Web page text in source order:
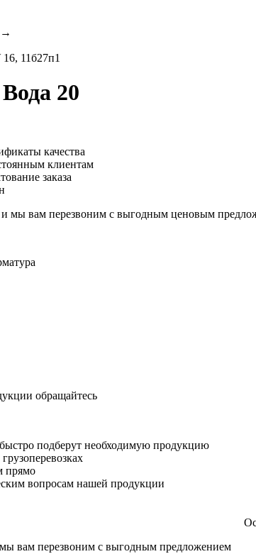
→
11б27п1
20
качества
клиентам
заказа
и мы вам перезвоним с выгодным ценовым
обращайтесь
подберут необходимую продукцию
прямо
вопросам нашей продукции
вам перезвоним с выгодным предложением